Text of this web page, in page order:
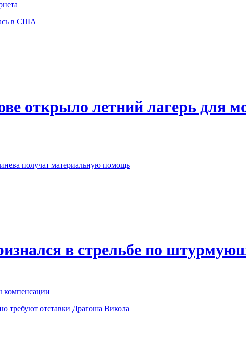
в США
открыло летний лагерь для
получат материальную помощь
в стрельбе по
компенсации
требуют отставки Драгоша Викола